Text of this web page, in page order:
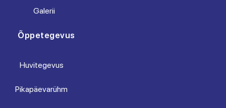
Galerii
Õppetegevus
Huvitegevus
Pikapäevarühm